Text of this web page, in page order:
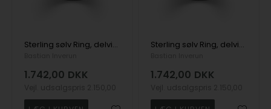
Sterling sølv Ring, delvis forgyldt satinfinish, 0,02ct W-SI
1.742,00 DKK
Sterling sølv Ring, delvis forgyldt satinfinish, 0,02ct W-SI
1.742,00 DKK